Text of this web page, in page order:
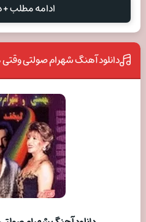
ادامه مطلب +
دانلود آهنگ شهرام صولتی وقتی